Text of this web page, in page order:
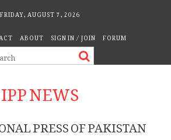
FRIDAY, AUGUST 7, 2026
ABOUT SIGN IN / JOIN FORUM
IPP NEWS
PRESS OF PAKISTAN